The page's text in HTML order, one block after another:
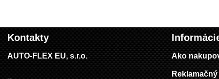
Kontakty
AUTO-FLEX EU, s.r.o. Ako